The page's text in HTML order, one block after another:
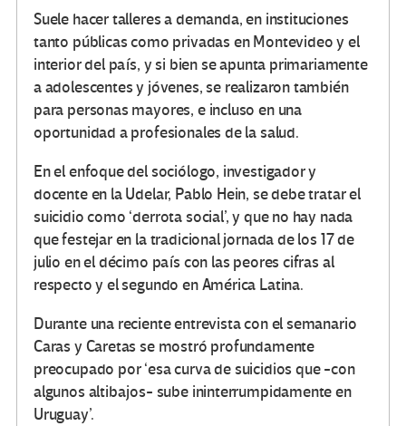
Suele hacer talleres a demanda, en instituciones
tanto públicas como privadas en Montevideo y el
interior del país, y si bien se apunta primariamente
a adolescentes y jóvenes, se realizaron también
para personas mayores, e incluso en una
oportunidad a profesionales de la salud.
En el enfoque del sociólogo, investigador y
docente en la Udelar, Pablo Hein, se debe tratar el
suicidio como ‘derrota social’, y que no hay nada
que festejar en la tradicional jornada de los 17 de
julio en el décimo país con las peores cifras al
respecto y el segundo en América Latina.
Durante una reciente entrevista con el semanario
Caras y Caretas se mostró profundamente
preocupado por ‘esa curva de suicidios que -con
algunos altibajos- sube ininterrumpidamente en
Uruguay’.